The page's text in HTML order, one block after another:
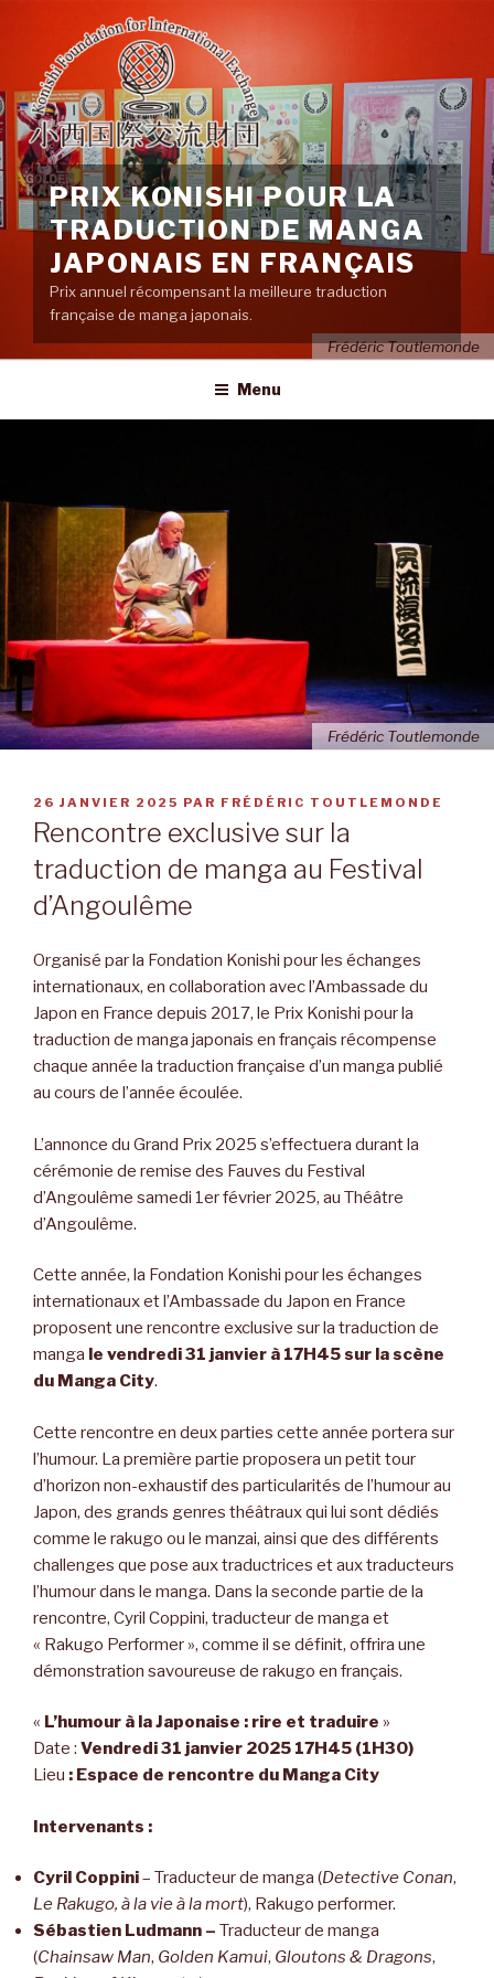
contenu
principal
Frédéric Toutlemonde
PRIX KONISHI POUR LA
TRADUCTION DE MANGA
JAPONAIS EN FRANÇAIS
Prix annuel récompensant la meilleure traduction
française de manga japonais.
Menu
Frédéric Toutlemonde
PUBLIÉ
LE
26 JANVIER 2025 PAR FRÉDÉRIC TOUTLEMONDE
Rencontre exclusive sur la
traduction de manga au Festival
d’Angoulême
Organisé par la Fondation Konishi pour les échanges
internationaux, en collaboration avec l’Ambassade du
Japon en France depuis 2017, le Prix Konishi pour la
traduction de manga japonais en français récompense
chaque année la traduction française d’un manga publié
au cours de l’année écoulée.
L’annonce du Grand Prix 2025 s’effectuera durant la
cérémonie de remise des Fauves du Festival
d’Angoulême samedi 1er février 2025, au Théâtre
d’Angoulême.
Cette année, la Fondation Konishi pour les échanges
internationaux et l’Ambassade du Japon en France
proposent une rencontre exclusive sur la traduction de
manga le vendredi 31 janvier à 17H45 sur la scène
du Manga City.
Cette rencontre en deux parties cette année portera sur
l’humour. La première partie proposera un petit tour
d’horizon non-exhaustif des particularités de l’humour au
Japon, des grands genres théâtraux qui lui sont dédiés
comme le rakugo ou le manzai, ainsi que des différents
challenges que pose aux traductrices et aux traducteurs
l’humour dans le manga. Dans la seconde partie de la
rencontre, Cyril Coppini, traducteur de manga et
« Rakugo Performer », comme il se définit, offrira une
démonstration savoureuse de rakugo en français.
« L’humour à la Japonaise : rire et traduire »
Date : Vendredi 31 janvier 2025 17H45 (1H30)
Lieu : Espace de rencontre du Manga City
Intervenants :
Cyril Coppini– Traducteur de manga (Detective Conan,
Le Rakugo, à la vie à la mort), Rakugo performer.
Sébastien Ludmann – Traducteur de manga
(Chainsaw Man, Golden Kamui, Gloutons & Dragons,